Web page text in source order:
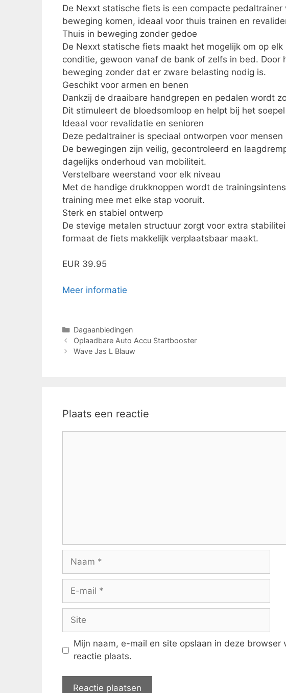
De Nexxt statische fiets is een compacte
beweging komen, ideaal voor thuis trainen en
Thuis in beweging zonder gedoe
De Nexxt statische fiets maakt het mogelijk om op
conditie, gewoon vanaf de bank of zelfs in bed.
beweging zonder dat er zware belasting nodig is.
Geschikt voor armen en benen
Dankzij de draaibare handgrepen en pedalen wordt
Dit stimuleert de bloedsomloop en helpt bij het
Ideaal voor revalidatie en senioren
Deze pedaltrainer is speciaal ontworpen voor
De bewegingen zijn veilig, gecontroleerd en
dagelijks onderhoud van mobiliteit.
Verstelbare weerstand voor elk niveau
Met de handige drukknoppen wordt de
training mee met elke stap vooruit.
Sterk en stabiel ontwerp
De stevige metalen structuur zorgt voor extra
formaat de fiets makkelijk verplaatsbaar maakt.
EUR 39.95
Meer informatie
Categorieën
Dagaanbiedingen
Oplaadbare Auto Accu Startbooster
Wave Jas L Blauw
Plaats een reactie
Naam
Site
Mijn naam, e-mail en site opslaan in deze browser
reactie plaats.